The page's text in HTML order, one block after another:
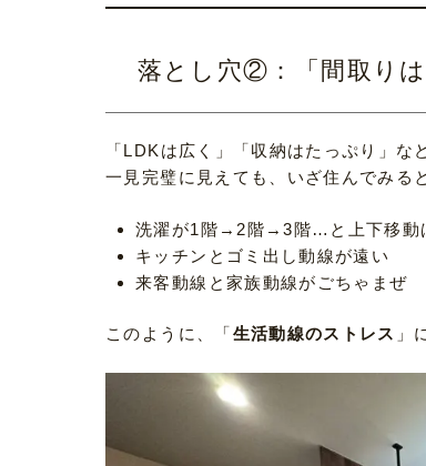
落とし穴②：「間取りは
「LDKは広く」「収納はたっぷり」な
一見完璧に見えても、いざ住んでみ
洗濯が1階→2階→3階…と上下移動
キッチンとゴミ出し動線が遠い
来客動線と家族動線がごちゃまぜ
このように、「 生活動線のストレス 」